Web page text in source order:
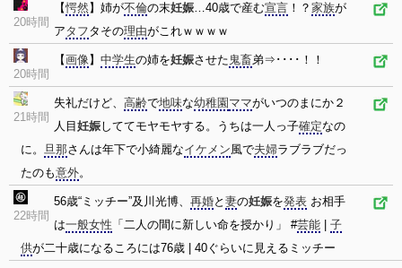
20時間
【愕然】姉が不倫の末妊娠…40歳で産む宣言 ！？ 家族が
アタフタその理由がこれｗｗｗｗ
20時間
【画像】 中学生の姉を妊娠させた 鬼畜弟⇒････！！
21時間
失礼だけど、 高齢で地味な幼稚園 ママがいつのまにか２
人目 妊娠しててモヤモヤする。うちは一人っ子確定なの
に。 旦那さんは年下で小綺麗なイケメン風で夫婦ラブラブだっ
たのも意外。
22時間
56歳“ミッチー”及川光博、 再婚と 妻の妊娠を発表 お相手
は一般女性 「二人の間に新しい命を授かり」 #芸能
子
供が二十歳になるころには76歳 | 40ぐらいに見えるミッチー